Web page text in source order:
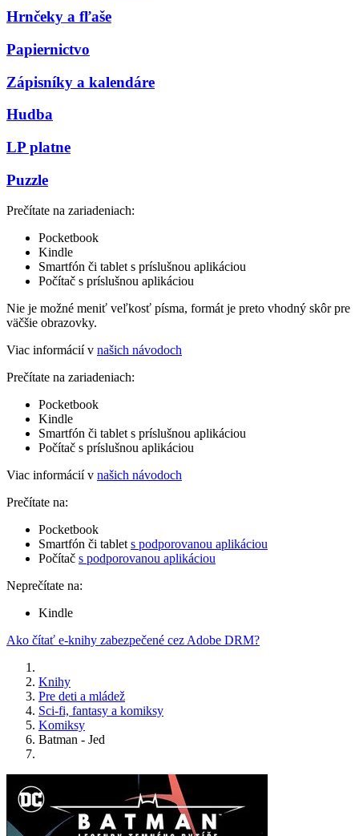
Hrnčeky a fľaše
Papiernictvo
Zápisníky a kalendáre
Hudba
LP platne
Puzzle
Prečítate na zariadeniach:
Pocketbook
Kindle
Smartfón či tablet s príslušnou aplikáciou
Počítač s príslušnou aplikáciou
Nie je možné meniť veľkosť písma, formát je preto vhodný skôr pre
väčšie obrazovky.
Viac informácií v našich návodoch
Prečítate na zariadeniach:
Pocketbook
Kindle
Smartfón či tablet s príslušnou aplikáciou
Počítač s príslušnou aplikáciou
Viac informácií v našich návodoch
Prečítate na:
Pocketbook
Smartfón či tablet s podporovanou aplikáciou
Počítač s podporovanou aplikáciou
Neprečítate na:
Kindle
Ako čítať e-knihy zabezpečené cez Adobe DRM?
Knihy
Pre deti a mládež
Sci-fi, fantasy a komiksy
Komiksy
Batman - Jed